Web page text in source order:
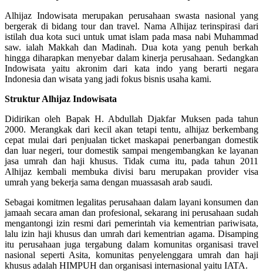
Alhijaz Indowisata merupakan perusahaan swasta nasional yang
bergerak di bidang tour dan travel. Nama Alhijaz terinspirasi dari
istilah dua kota suci untuk umat islam pada masa nabi Muhammad
saw. ialah Makkah dan Madinah. Dua kota yang penuh berkah
hingga diharapkan menyebar dalam kinerja perusahaan. Sedangkan
Indowisata yaitu akronim dari kata indo yang berarti negara
Indonesia dan wisata yang jadi fokus bisnis usaha kami.
Struktur Alhijaz Indowisata
Didirikan oleh Bapak H. Abdullah Djakfar Muksen pada tahun
2000. Merangkak dari kecil akan tetapi tentu, alhijaz berkembang
cepat mulai dari penjualan ticket maskapai penerbangan domestik
dan luar negeri, tour domestik sampai mengembangkan ke layanan
jasa umrah dan haji khusus. Tidak cuma itu, pada tahun 2011
Alhijaz kembali membuka divisi baru merupakan provider visa
umrah yang bekerja sama dengan muassasah arab saudi.
Sebagai komitmen legalitas perusahaan dalam layani konsumen dan
jamaah secara aman dan profesional, sekarang ini perusahaan sudah
mengantongi izin resmi dari pemerintah via kementrian pariwisata,
lalu izin haji khusus dan umrah dari kementrian agama. Disamping
itu perusahaan juga tergabung dalam komunitas organisasi travel
nasional seperti Asita, komunitas penyelenggara umrah dan haji
khusus adalah HIMPUH dan organisasi internasional yaitu IATA.